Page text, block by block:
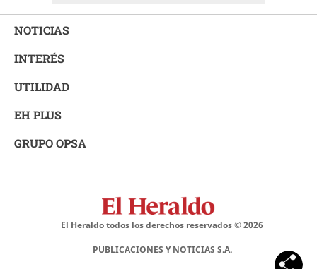
NOTICIAS
INTERÉS
UTILIDAD
EH PLUS
GRUPO OPSA
El Heraldo todos los derechos reservados ©2026
PUBLICACIONES Y NOTICIAS S.A.